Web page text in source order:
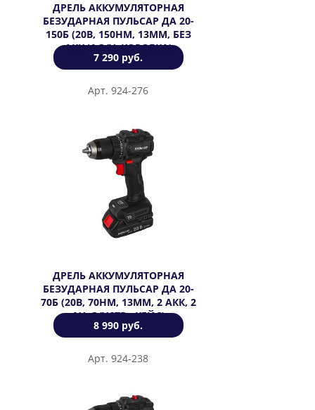
ДРЕЛЬ АККУМУЛЯТОРНАЯ
БЕЗУДАРНАЯ ПУЛЬСАР ДА 20-
150Б (20В, 150НМ, 13ММ, БЕЗ
АКК И З/У, КОРОБКА)
7 290 руб.
Арт. 924-276
ДРЕЛЬ АККУМУЛЯТОРНАЯ
БЕЗУДАРНАЯ ПУЛЬСАР ДА 20-
70Б (20В, 70НМ, 13ММ, 2 АКК, 2
АЧ, З/УСТР., КЕЙС)
8 990 руб.
Арт. 924-238